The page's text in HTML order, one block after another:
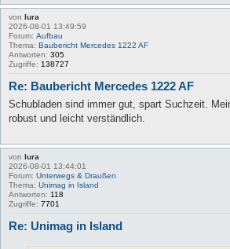
von lura
2026-08-01 13:49:59
Forum: Aufbau
Thema: Baubericht Mercedes 1222 AF
Antworten: 305
Zugriffe: 138727
Re: Baubericht Mercedes 1222 AF
Schubladen sind immer gut, spart Suchzeit.
robust und leicht verständlich.
von lura
2026-08-01 13:44:01
Forum: Unterwegs & Draußen
Thema: Unimag in Island
Antworten: 118
Zugriffe: 7701
Re: Unimag in Island